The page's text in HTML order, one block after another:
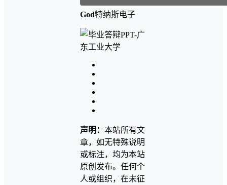
God特纳斯电子
声明： 本站所有文
章，如无特殊说明
或标注，均为本站
原创发布。任何个
人或组织，在未征